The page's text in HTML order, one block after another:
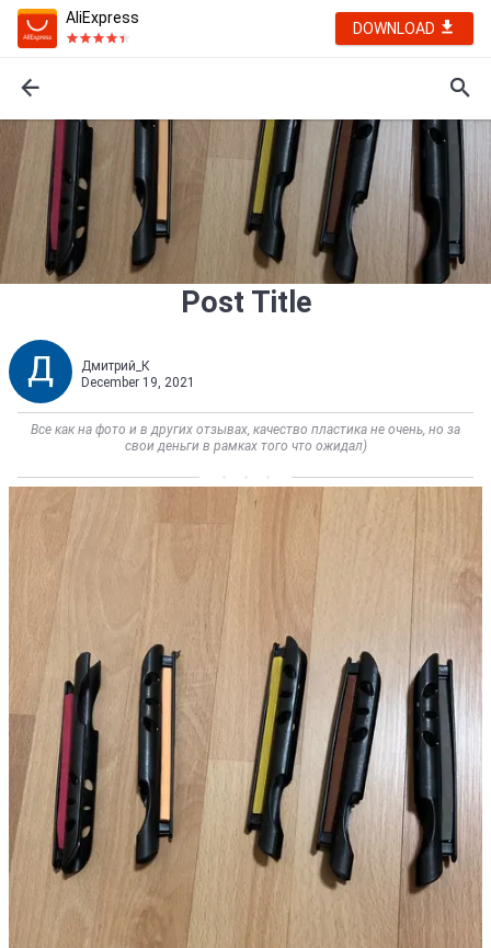
AliExpress
DOWNLOAD
Post Title
Дмитрий_К
December 19, 2021
Все как на фото и в других отзывах, качество пластика не очень, но за
свои деньги в рамках того что ожидал)